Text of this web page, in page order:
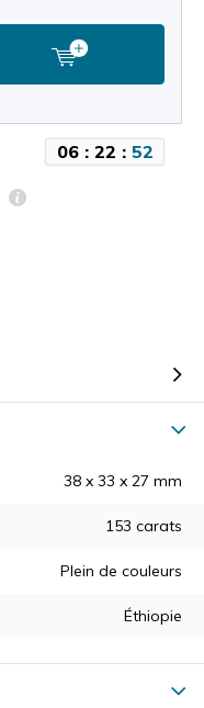
06: 22 : 51
38 x 33 x 27 mm
153 carats
Plein de couleurs
Éthiopie